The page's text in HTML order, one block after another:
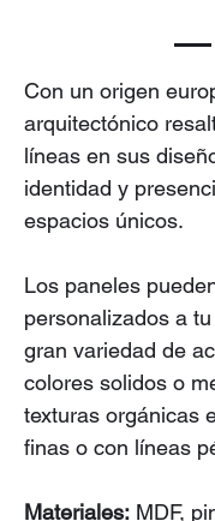
Con un origen
arquitectónico
líneas en sus
identidad y
espacios únicos.
Los paneles
personalizados a
gran variedad de
colores solidos o
texturas orgánicas
finas o con líneas
Materiales: MDF,